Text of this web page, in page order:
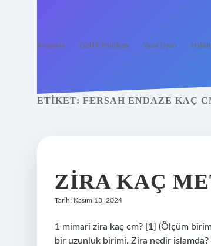
Anasayfa Gizlilik Politikası Yasal Uyarı
ETIKET: FERSAH ENDAZE KAÇ
ZIRA KAÇ
Tarih: Kasım 13, 2024
1 mimari zira kaç cm? [1] (Ölçüm
bir uzunluk birimi. Zira nedir islamda?